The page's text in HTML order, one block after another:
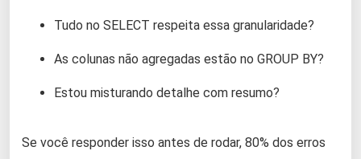
Tudo no SELECT respeita essa granularidade?
As colunas não agregadas estão no GROUP BY?
Estou misturando detalhe com resumo?
Se você responder isso antes de rodar, 80% dos erros